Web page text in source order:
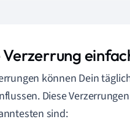
Verzerrung
können Dein
Diese
sind: